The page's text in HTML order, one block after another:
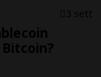
3 sett